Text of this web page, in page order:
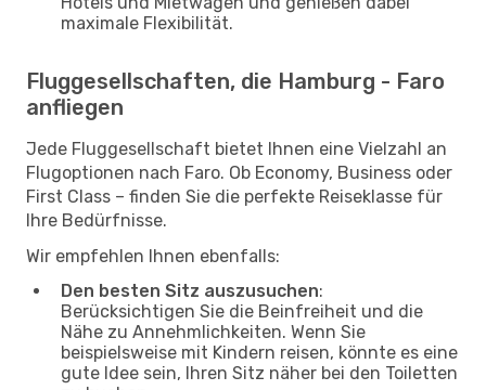
maximale Flexibilität.
Fluggesellschaften, die Hamburg - Faro
anfliegen
Jede Fluggesellschaft bietet Ihnen eine Vielzahl an
Flugoptionen nach Faro. Ob Economy, Business oder
First Class – finden Sie die perfekte Reiseklasse für
Ihre Bedürfnisse.
Wir empfehlen Ihnen ebenfalls:
Den besten Sitz auszusuchen:
Berücksichtigen Sie die Beinfreiheit und die
Nähe zu Annehmlichkeiten. Wenn Sie
beispielsweise mit Kindern reisen, könnte es eine
gute Idee sein, Ihren Sitz näher bei den Toiletten